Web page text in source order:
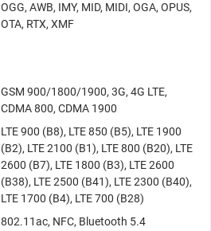
OGG, AWB, IMY, MID, MIDI, OGA, OPUS,
OTA, RTX, XMF
GSM 900/1800/1900, 3G, 4G LTE,
CDMA 800, CDMA 1900
LTE 900 (B8), LTE 850 (B5), LTE 1900
(B2), LTE 2100 (B1), LTE 800 (B20), LTE
2600 (B7), LTE 1800 (B3), LTE 2600
(B38), LTE 2500 (B41), LTE 2300 (B40),
LTE 1700 (B4), LTE 700 (B28)
802.11ac, NFC, Bluetooth 5.4